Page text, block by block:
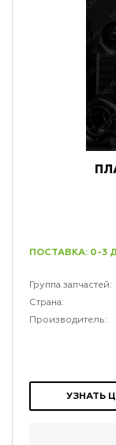
ПОСТАВКА: 0-3
Группа запчастей:
Страна:
Производитель:
УЗНАТЬ